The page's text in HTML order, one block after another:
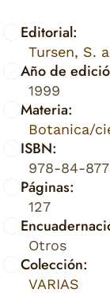
Editorial:
Tursen, S.
Año de
1999
Materia:
Botanica/
ISBN:
978-84-
Páginas:
127
Otros
Colección:
VARIAS